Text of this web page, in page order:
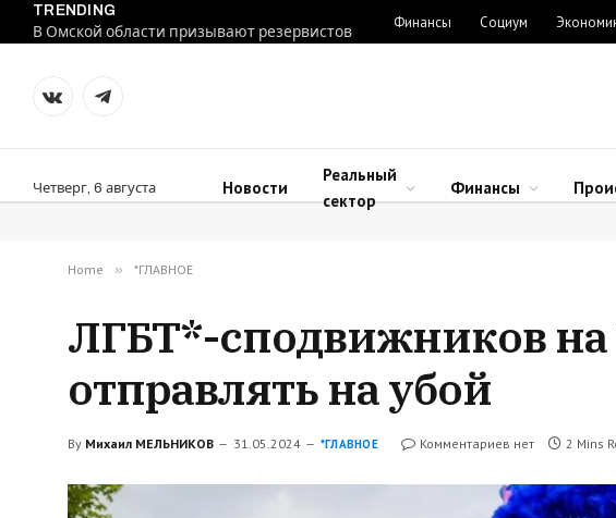
TRENDING
В Омской области призывают резервистов
Финансы Социум
VKontakteTelegram
Четверг, 6 августа Новости
Реальный
сектор
Финансы
Home » *ГЛАВНОЕ
ЛГБТ*-сподвижников на
отправлять на убой
By Михаил МЕЛЬНИКОВ 31.05.2024 *ГЛАВНОЕ Комментариев нет 2 Mins